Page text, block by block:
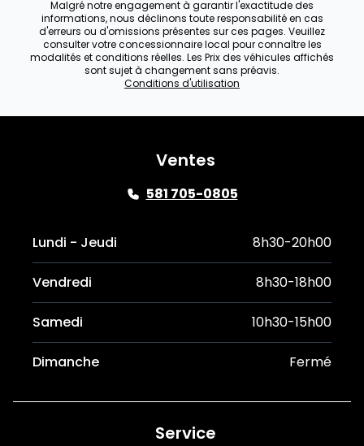
Malgré notre engagement à garantir l'exactitude des
informations, nous déclinons toute responsabilité en cas
d'erreurs ou d'omissions présentes sur ces pages. Veuillez
consulter votre concessionnaire local pour connaître les
modalités et conditions réelles. Les Prix des véhicules affichés
sont sujet à changement sans préavis.
Conditions d'utilisation
Ventes
581 705-0805
Lundi - Jeudi 8h30-20h00
Vendredi 8h30-18h00
Samedi 10h30-15h00
Dimanche Fermé
Service